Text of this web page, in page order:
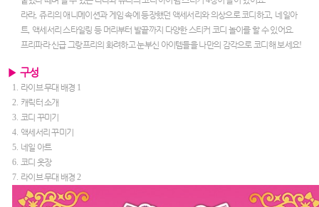
라라,쥬리의 애니메이션과 게임 속에 등장했던 액세서리와 의상으로 코디하고, 네일아
트, 액세서리 스타일링 등 머리부터 발끝까지 다양한 스티커 코디 놀이를 할 수 있어요.
프리파라 신급 그랑프리의 화려하고 눈부신 아이템들을 나만의 감각으로 코디해 보세요!
▶ 구성
1. 라이브 무대 배경 1
2. 캐릭터 소개
3. 코디 꾸미기
4. 액세서리 꾸미기
5. 네일 아트
6. 코디 옷장
7. 라이브 무대 배경 2